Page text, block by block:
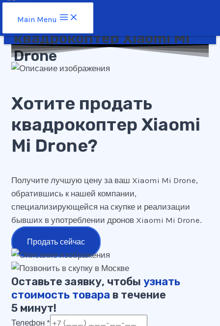
Main Menu
квадрокоптер Xiaomi Mi
Drone
Хотите продать
квадрокоптер Xiaomi
Mi Drone?
Получите лучшую цену за ваш Xiaomi Mi Drone,
обратившись к нашей компании,
специализирующейся на скупке и реализации
бывших в употреблении дронов Xiaomi Mi Drone.
Продать сейчас
Оставьте заявку, чтобы узнать
стоимость товара в течение
5 минут!
Телефон *